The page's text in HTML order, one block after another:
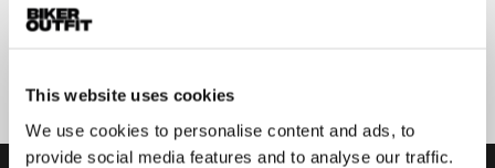
This website uses cookies
We use cookies to personalise content and ads, to
provide social media features and to analyse our traffic.